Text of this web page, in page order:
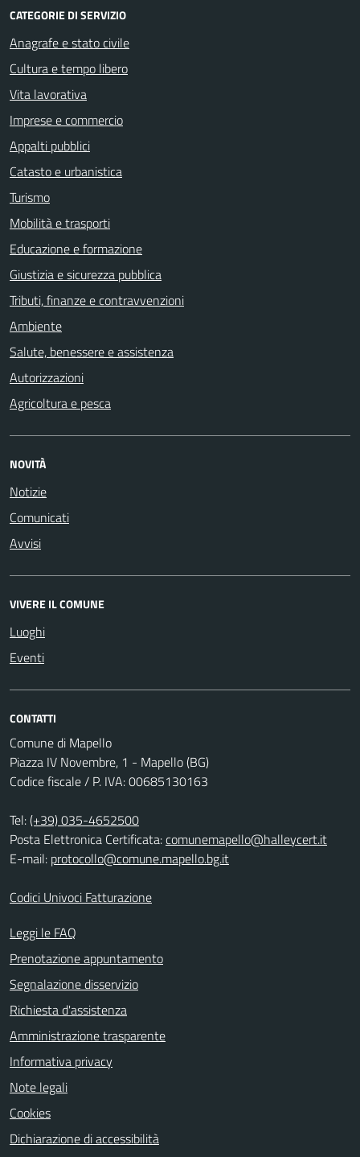
CATEGORIE DI SERVIZIO
Anagrafe e stato civile
Cultura e tempo libero
Vita lavorativa
Imprese e commercio
Appalti pubblici
Catasto e urbanistica
Turismo
Mobilità e trasporti
Educazione e formazione
Giustizia e sicurezza pubblica
Tributi, finanze e contravvenzioni
Ambiente
Salute, benessere e assistenza
Autorizzazioni
Agricoltura e pesca
NOVITÀ
Notizie
Comunicati
Avvisi
VIVERE IL COMUNE
Luoghi
Eventi
CONTATTI
Comune di Mapello
Piazza IV Novembre, 1 - Mapello (BG)
Codice fiscale / P. IVA: 00685130163
Tel:(+39) 035-4652500
Posta Elettronica Certificata:comunemapello@halleycert.it
E-mail: protocollo@comune.mapello.bg.it
Codici Univoci Fatturazione
Leggi le FAQ
Prenotazione appuntamento
Segnalazione disservizio
Richiesta d'assistenza
Amministrazione trasparente
Informativa privacy
Note legali
Cookies
Dichiarazione di accessibilità